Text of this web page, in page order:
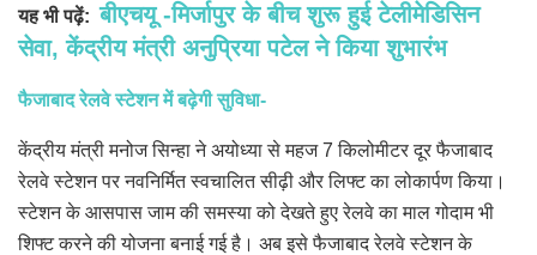
यह भी पढ़ें:बीएचयू -मिर्जापुर के बीच शुरू हुई टेलीमेडिसिन
सेवा, केंद्रीय मंत्री अनुप्रिया पटेल ने किया शुभारंभ
फैजाबाद रेलवे स्टेशन में बढ़ेगी सुविधा-
केंद्रीय मंत्री मनोज सिन्हा ने अयोध्या से महज 7 किलोमीटर दूर फैजाबाद
रेलवे स्टेशन पर नवनिर्मित स्वचालित सीढ़ी और लिफ्ट का लोकार्पण किया।
स्टेशन के आसपास जाम की समस्या को देखते हुए रेलवे का माल गोदाम भी
शिफ्ट करने की योजना बनाई गई है। अब इसे फैजाबाद रेलवे स्टेशन के